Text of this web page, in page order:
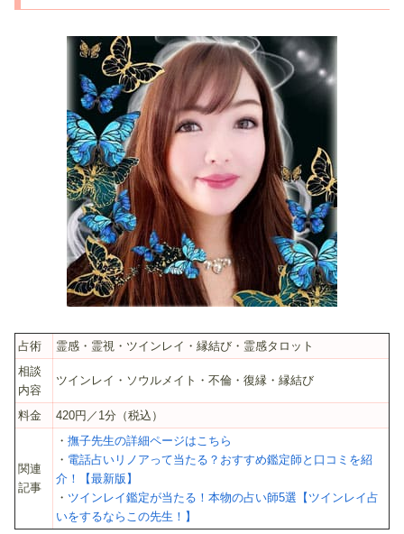
占術
霊感・霊視・ツインレイ・縁結び・霊感タロット
相談
内容
ツインレイ・ソウルメイト・不倫・復縁・縁結び
料金 420円／1分（税込）
関連
記事
・ 撫子先生の詳細ページはこちら
・ 電話占いリノアって当たる？おすすめ鑑定師と口コミを紹
介！【最新版】
・ ツインレイ鑑定が当たる！本物の占い師5選【ツインレイ占
いをするならこの先生！】